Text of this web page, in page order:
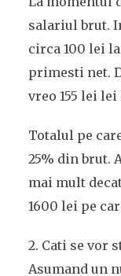
salariul brut.
circa 100 lei
primesti net.
vreo 155 lei
Totalul pe
25% din brut.
mai mult
1600 lei pe
2. Cati se vor
Asumand un